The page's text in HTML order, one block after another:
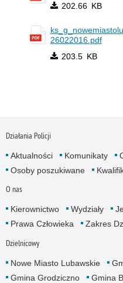
202.66 KB
26022016.pdf
203.5 KB
Działania Policji
Aktualności Komunikaty
Osoby poszukiwane
O nas
Kierownictwo Wydziały
Prawa Człowieka
Zakres
Dzielnicowy
Nowe Miasto Lubawskie
Gmina Grodziczno
Gmina